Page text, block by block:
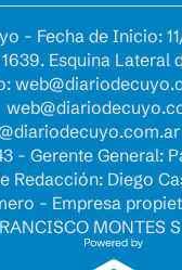
- Fecha de Inicio:
Esquina
- Gerente General:
Redacción: Diego
- Empresa
MONTES